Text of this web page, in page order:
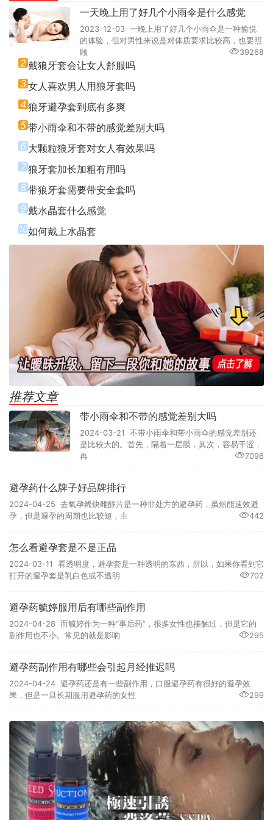
一天晚上用了好几个小雨伞是什么感觉
2023-12-03 一晚上用了好几个小雨伞是一种愉悦
的体验，但对男性来说是对体质要求比较高，也要照
顾
39268
2 戴狼牙套会让女人舒服吗
3女人喜欢男人用狼牙套吗
4 狼牙避孕套到底有多爽
5带小雨伞和不带的感觉差别大吗
6 大颗粒狼牙套对女人有效果吗
7狼牙套加长加粗有用吗
8 带狼牙套需要带安全套吗
9戴水晶套什么感觉
10如何戴上水晶套
推荐文章
带小雨伞和不带的感觉差别大吗
2024-03-21 不带小雨伞和带小雨伞的感觉差别还
是比较大的。首先，隔着一层膜，其次，容易干涩，
再
7096
避孕药什么牌子好品牌排行
2024-04-25 去氧孕烯炔雌醇片是一种非处方的避孕药，虽然能速效避
孕，但是避孕的周期也比较短，主
442
怎么看避孕套是不是正品
2024-03-11 看透明度，避孕套是一种透明的东西，所以，如果你看到它
打开的避孕套是乳白色或不透明
702
避孕药毓婷服用后有哪些副作用
2024-04-28 而毓婷作为一种“事后药”，很多女性也接触过，但是它的
副作用也不小。常见的就是影响
295
避孕药副作用有哪些会引起月经推迟吗
2024-04-24 避孕药还是有一些副作用，口服避孕药有很好的避孕效
果，但是一旦长期服用避孕药的女性
299